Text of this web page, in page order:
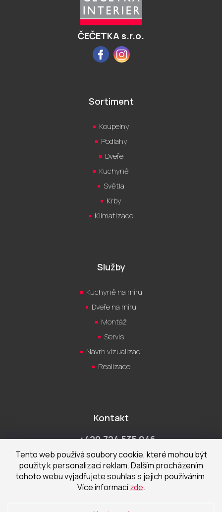
Tento web používá soubory cookie, které mohou být
použity k personalizaci reklam. Dalším procházením
tohoto webu vyjadřujete souhlas s jejich používáním.
Více informacízde.
ČEČETKA s.r.o.
FacebookInstagram
Sortiment
Koupelny
Podlahy
Dveře
Kuchyně
Světla
Krby
Klimatizace
Služby
Kuchyně na míru
Dveře na míru
Montáž
Servis
Návrh vizualizací
Realizace
Kontakt
+420 724 535 046
Po-Pá 9:00 - 18:00 hod
obchod@cecetka.cz